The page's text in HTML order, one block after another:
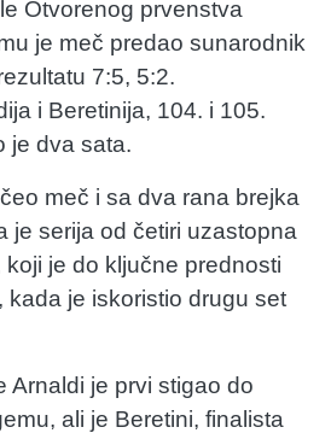
Otvorenog prvenstva
je meč predao sunarodnik
7:5, 5:2.
i Beretinija, 104. i 105.
je dva sata.
meč i sa dva rana brejka
je serija od četiri uzastopna
je do ključne prednosti
kada je iskoristio drugu set
Arnaldi je prvi stigao do
ali je Beretini, finalista